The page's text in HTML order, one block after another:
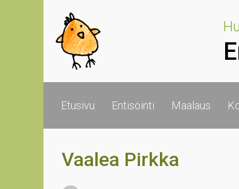
Skip to main content
Etusivu Entisöinti Maalaus
Vaalea Pirkka